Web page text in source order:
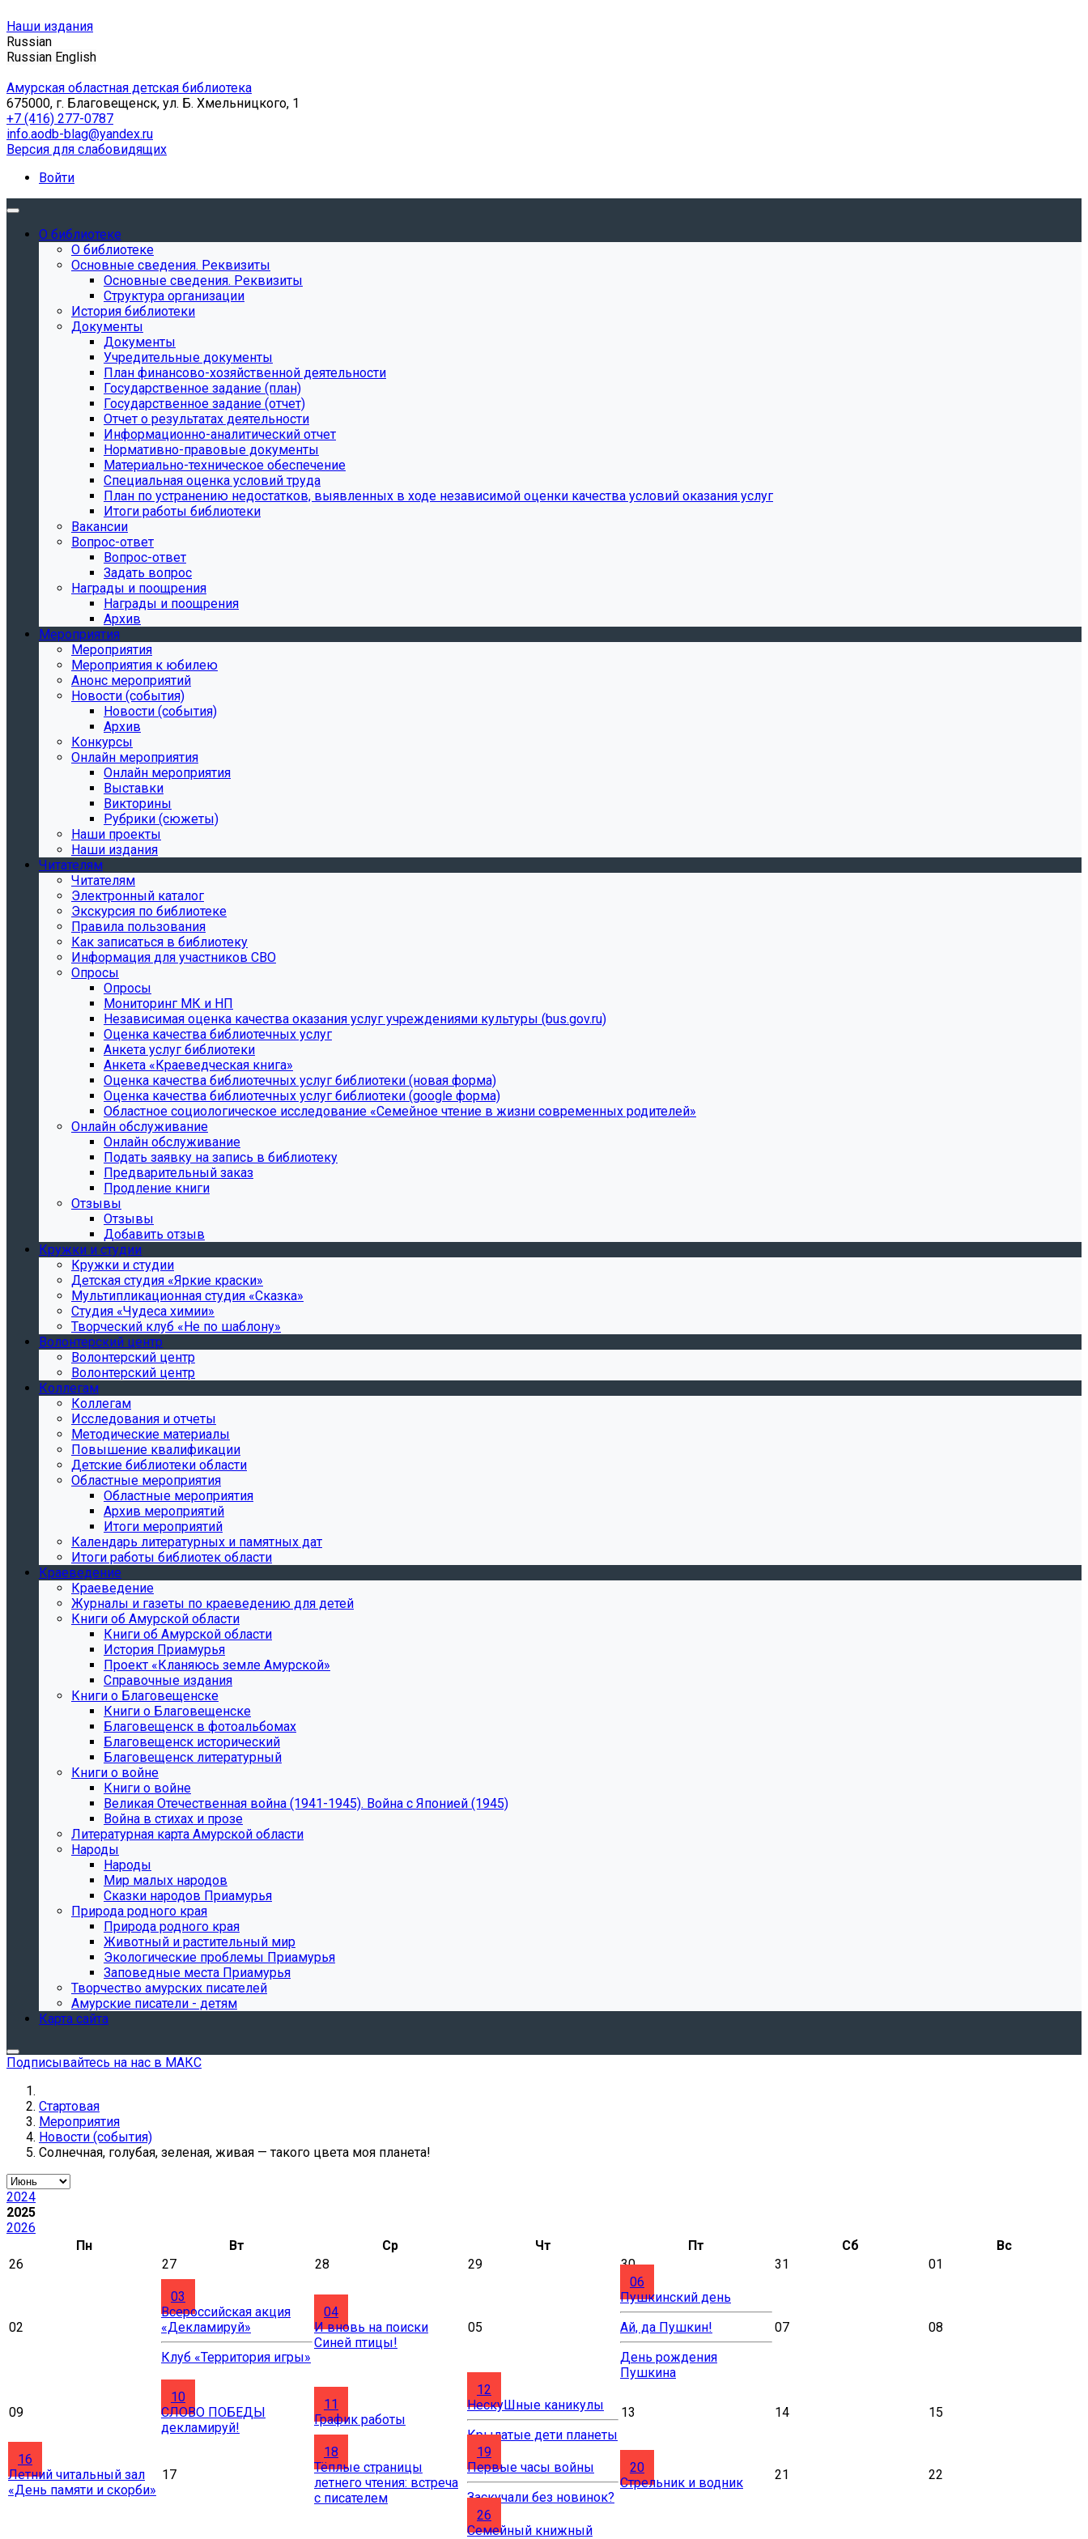
Наши издания
Russian
Russian English
Амурская областная детская библиотека
675000, г. Благовещенск, ул. Б. Хмельницкого, 1
+7 (416) 277-0787
info.aodb-blag@yandex.ru
Версия для слабовидящих
Войти
О библиотеке
О библиотеке
Основные сведения. Реквизиты
Основные сведения. Реквизиты
Структура организации
История библиотеки
Документы
Документы
Учредительные документы
План финансово-хозяйственной деятельности
Государственное задание (план)
Государственное задание (отчет)
Отчет о результатах деятельности
Информационно-аналитический отчет
Нормативно-правовые документы
Материально-техническое обеспечение
Специальная оценка условий труда
План по устранению недостатков, выявленных в ходе независимой оценки качества условий оказания услуг
Итоги работы библиотеки
Вакансии
Вопрос-ответ
Вопрос-ответ
Задать вопрос
Награды и поощрения
Награды и поощрения
Архив
Мероприятия
Мероприятия
Мероприятия к юбилею
Анонс мероприятий
Новости (события)
Новости (события)
Архив
Конкурсы
Онлайн мероприятия
Онлайн мероприятия
Выставки
Викторины
Рубрики (сюжеты)
Наши проекты
Наши издания
Читателям
Читателям
Электронный каталог
Экскурсия по библиотеке
Правила пользования
Как записаться в библиотеку
Информация для участников СВО
Опросы
Опросы
Мониторинг МК и НП
Независимая оценка качества оказания услуг учреждениями культуры (bus.gov.ru)
Оценка качества библиотечных услуг
Анкета услуг библиотеки
Анкета «Краеведческая книга»
Oценка качества библиотечных услуг библиотеки (новая форма)
Oценка качества библиотечных услуг библиотеки (google форма)
Областное социологическое исследование «Семейное чтение в жизни современных родителей»
Онлайн обслуживание
Онлайн обслуживание
Подать заявку на запись в библиотеку
Предварительный заказ
Продление книги
Отзывы
Отзывы
Добавить отзыв
Кружки и студии
Кружки и студии
Детская студия «Яркие краски»
Мультипликационная студия «Сказка»
Студия «Чудеса химии»
Творческий клуб «Не по шаблону»
Волонтерский центр
Волонтерский центр
Волонтерский центр
Коллегам
Коллегам
Исследования и отчеты
Методические материалы
Повышение квалификации
Детские библиотеки области
Областные мероприятия
Областные мероприятия
Архив мероприятий
Итоги мероприятий
Календарь литературных и памятных дат
Итоги работы библиотек области
Краеведение
Краеведение
Журналы и газеты по краеведению для детей
Книги об Амурской области
Книги об Амурской области
История Приамурья
Проект «Кланяюсь земле Амурской»
Справочные издания
Книги о Благовещенске
Книги о Благовещенске
Благовещенск в фотоальбомах
Благовещенск исторический
Благовещенск литературный
Книги о войне
Книги о войне
Великая Отечественная война (1941-1945). Война с Японией (1945)
Война в стихах и прозе
Литературная карта Амурской области
Народы
Народы
Мир малых народов
Сказки народов Приамурья
Природа родного края
Природа родного края
Животный и растительный мир
Экологические проблемы Приамурья
Заповедные места Приамурья
Творчество амурских писателей
Амурские писатели - детям
Карта сайта
Подписывайтесь на нас в МАКС
Стартовая
Мероприятия
Новости (события)
Солнечная, голубая, зеленая, живая — такого цвета моя планета!
2024
2025
2026
Пн
Вт Ср Чт Пт Сб
Вс
26
27 28 29 30 31 01
02
03
Всероссийская акция
«Декламируй»
Клуб «Территория игры»
04
И вновь на поиски
Синей птицы!
05
06
Пушкинский день
Ай, да Пушкин!
День рождения
Пушкина
07 08
09
10
СЛОВО ПОБЕДЫ
декламируй!
11
График работы
12
НескуШные каникулы
Крылатые дети планеты
13 14 15
16
Летний читальный зал
«День памяти и скорби»
17
18
Тёплые страницы
летнего чтения: встреча
с писателем
19
Первые часы войны
Заскучали без новинок?
20
Стрельник и водник
21 22
26
Cемейный книжный